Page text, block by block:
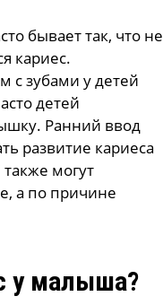
бывает так, что не
кариес.
с зубами у детей
детей
Ранний ввод
развитие кариеса
могут
а по причине
у малыша?